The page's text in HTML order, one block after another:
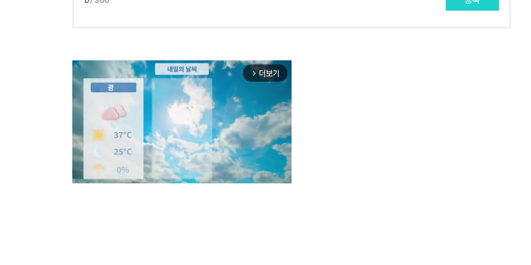
arrow_forward_ios 더보기